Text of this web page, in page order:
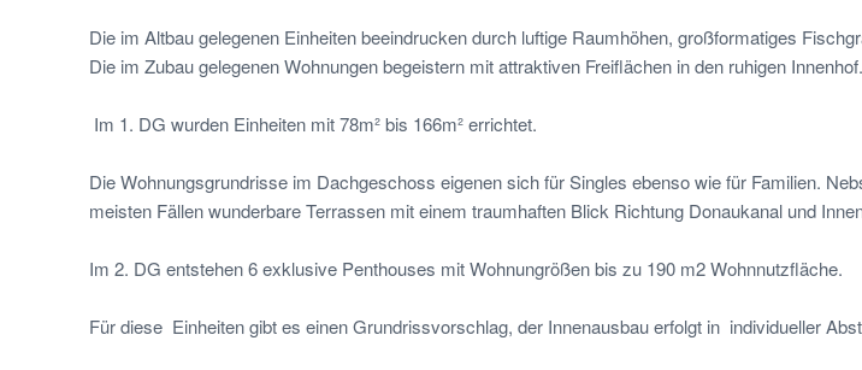
Die im Altbau gelegenen Einheiten beeindrucken durch luftige Raumhöhen, großformatiges
Die im Zubau gelegenen Wohnungen begeistern mit attraktiven Freiflächen in den ruhigen Innenhof.
Im 1. DG wurden Einheiten mit 78m² bis 166m² errichtet.
Die Wohnungsgrundrisse im Dachgeschoss eigenen sich für Singles ebenso wie für Familien.
meisten Fällen wunderbare Terrassen mit einem traumhaften Blick Richtung Donaukanal und
Im 2. DG entstehen 6 exklusive Penthouses mit Wohnungrößen bis zu 190 m2 Wohnnutzfläche.
Für diese Einheiten gibt es einen Grundrissvorschlag, der Innenausbau erfolgt in individueller